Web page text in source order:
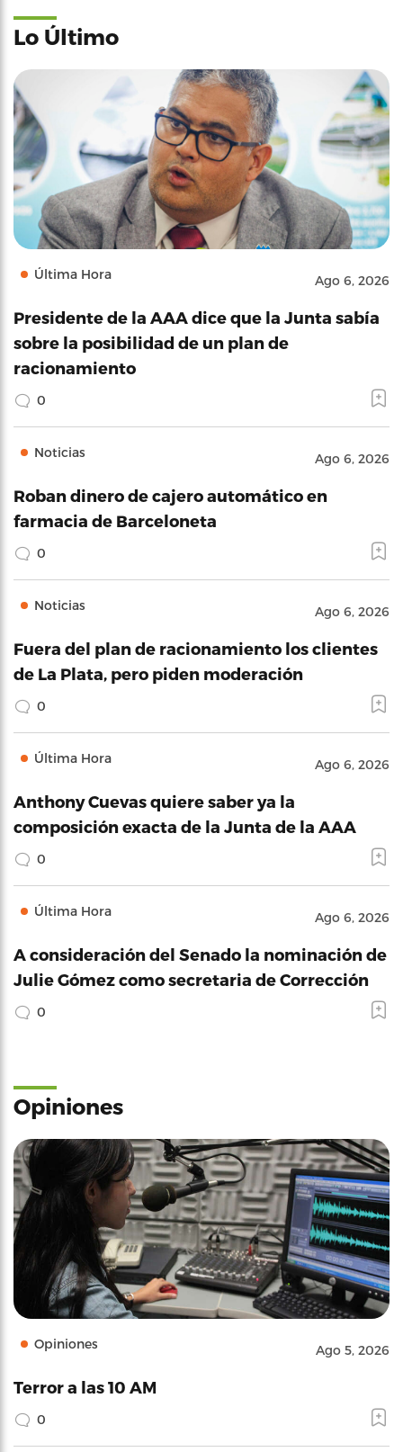
Lo Último
Última Hora Ago 6, 2026
Presidente de la AAA dice que la Junta sabía
sobre la posibilidad de un plan de
racionamiento
0
Noticias Ago 6, 2026
Roban dinero de cajero automático en
farmacia de Barceloneta
0
Noticias Ago 6, 2026
Fuera del plan de racionamiento los clientes
de La Plata, pero piden moderación
0
Última Hora Ago 6, 2026
Anthony Cuevas quiere saber ya la
composición exacta de la Junta de la AAA
0
Última Hora Ago 6, 2026
A consideración del Senado la nominación de
Julie Gómez como secretaria de Corrección
0
Opiniones
Opiniones Ago 5, 2026
Terror a las 10 AM
0